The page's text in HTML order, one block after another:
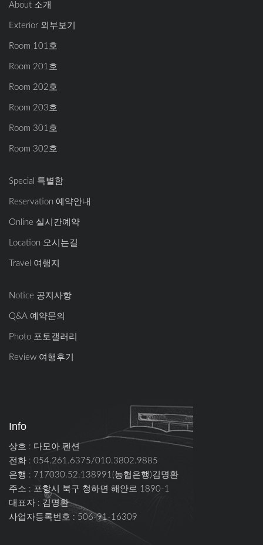
About 소개
Exterior 외부보기
Room 101호
Room 201호
Room 202호
Room 203호
Room 301호
Room 302호
Special 특별함
Reservation 예약안내
Online 실시간예약
Location 오시는길
Travel 여행지
Notice 공지사항
Q&A 예약문의
Photo 포토갤러리
Review 여행후기
Info
상호 : 다모아 펜션
전화 : 054.261.6375/010.3802.9885
은행 : 717030.52.138991(농협은행)김명환
주소 : 포항시 북구 청하면 해안로 1890-1
대표자 : 김명환
사업자등록번호 : 506-91-16309